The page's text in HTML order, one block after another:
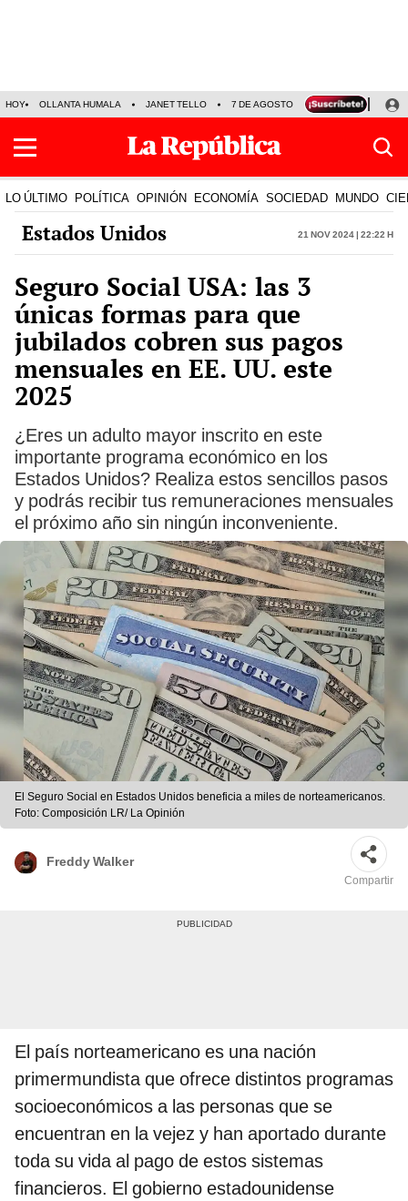
HOY OLLANTA HUMALA JANET TELLO 7 DE AGOSTO TINKA RESULTADOS
LO ÚLTIMO POLÍTICA OPINIÓN ECONOMÍA SOCIEDAD MUNDO
Estados Unidos 21 Nov 2024 | 22:22 h
Seguro Social USA: las 3
únicas formas para que
jubilados cobren sus pagos
mensuales en EE. UU. este
2025
¿Eres un adulto mayor inscrito en este
importante programa económico en los
Estados Unidos? Realiza estos sencillos pasos
y podrás recibir tus remuneraciones mensuales
el próximo año sin ningún inconveniente.
El Seguro Social en Estados Unidos beneficia a miles de norteamericanos.
Foto: Composición LR/ La Opinión
Freddy Walker
Compartir
El país norteamericano es una nación
primermundista que ofrece distintos programas
socioeconómicos a las personas que se
encuentran en la vejez y han aportado durante
toda su vida al pago de estos sistemas
financieros. El gobierno estadounidense